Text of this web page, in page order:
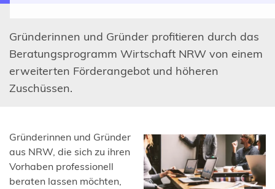
Gründerinnen und Gründer profitieren durch das
Beratungsprogramm Wirtschaft NRW von einem
erweiterten Förderangebot und höheren
Zuschüssen.
Gründerinnen und Gründer
aus NRW, die sich zu ihren
Vorhaben professionell
beraten lassen möchten,